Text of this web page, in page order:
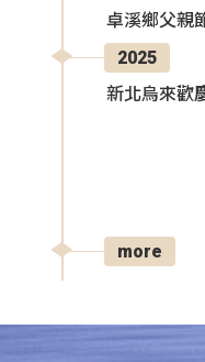
卓溪鄉父親
2025
新北烏來歡
more